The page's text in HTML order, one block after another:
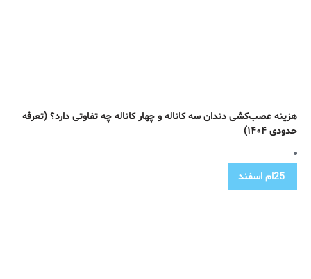
هزینه عصب‌کشی دندان سه کاناله و چهار کاناله چه تفاوتی دارد؟ (تعرفه
حدودی ۱۴۰۴)
25ام اسفند